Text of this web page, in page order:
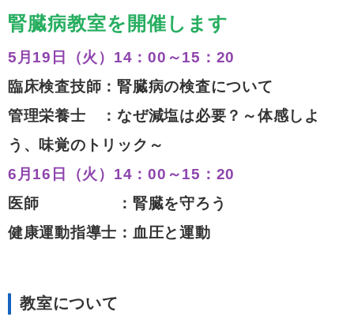
腎臓病教室を開催します
5月19日（火）14：00～15：20
臨床検査技師：腎臓病の検査について
管理栄養士 ：なぜ減塩は必要？～体感しよ
う、味覚のトリック～
6月16日（火）14：00～15：20
医師 ：腎臓を守ろう
健康運動指導士：血圧と運動
教室について